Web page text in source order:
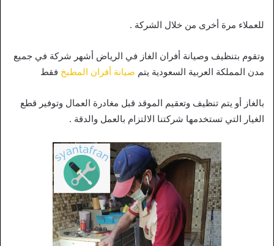
للعملاء مرة أخرى من خلال الشركة .
وتقوم بتنظيف وصيانة أفران الغاز في الرياض أشهر شركة في جميع
مدن المملكة العربية السعودية يتم صيانة أفران المطبخ فقط
بالغاز أو يتم تنظيف وتعقيم الموقد قبل مغادرة العمال وتوفير قطع
الغيار التي تستخدمها شركتنا الالتزام بالعمل والدقة .